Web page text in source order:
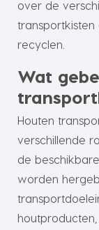
over de
recyclen.
Wat
Houten
verschillende
de
worden